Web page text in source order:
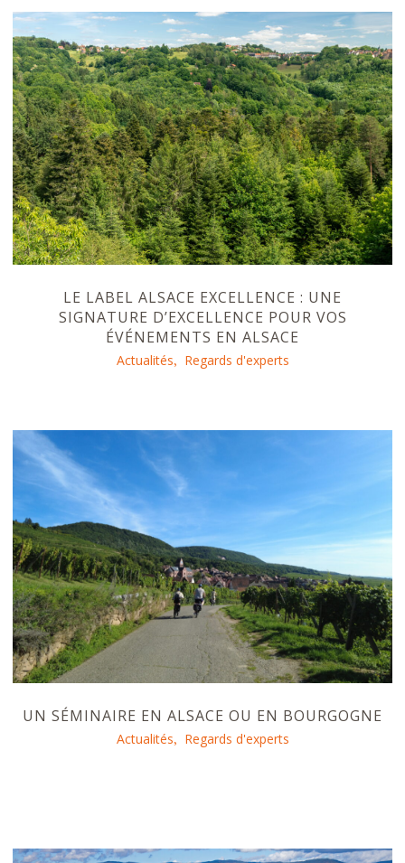
LE LABEL ALSACE EXCELLENCE : UNE
SIGNATURE D’EXCELLENCE POUR VOS
ÉVÉNEMENTS EN ALSACE
Actualités, Regards d'experts
UN SÉMINAIRE EN ALSACE OU EN BOURGOGNE
Actualités, Regards d'experts